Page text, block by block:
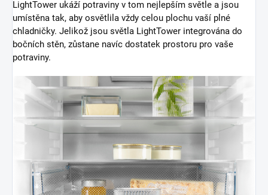
LightTower ukáží potraviny v tom nejlepším světle a jsou
umístěna tak, aby osvětlila vždy celou plochu vaší plné
chladničky. Jelikož jsou světla LightTower integrována do
bočních stěn, zůstane navíc dostatek prostoru pro vaše
potraviny.